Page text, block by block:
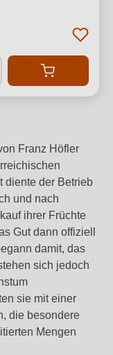
Franz Höfler
diente der Betrieb
und nach
ihrer Früchte
Gut dann offiziell
damit, das
sich jedoch
sie mit einer
die besondere
Mengen